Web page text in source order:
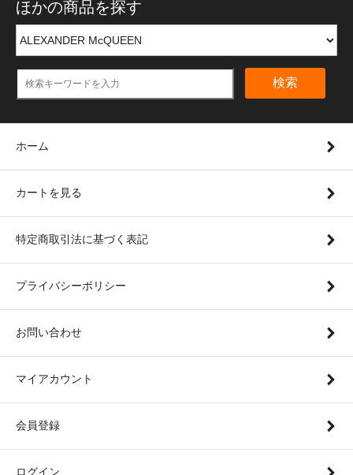
ほかの商品を探す
検索
ホーム
カートを見る
特定商取引法に基づく表記
プライバシーポリシー
お問い合わせ
マイアカウント
会員登録
ログイン